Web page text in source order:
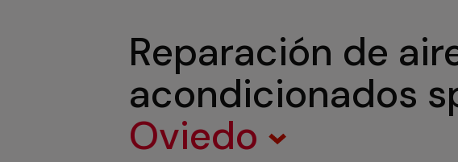
Reparación de
acondicionados
Oviedo